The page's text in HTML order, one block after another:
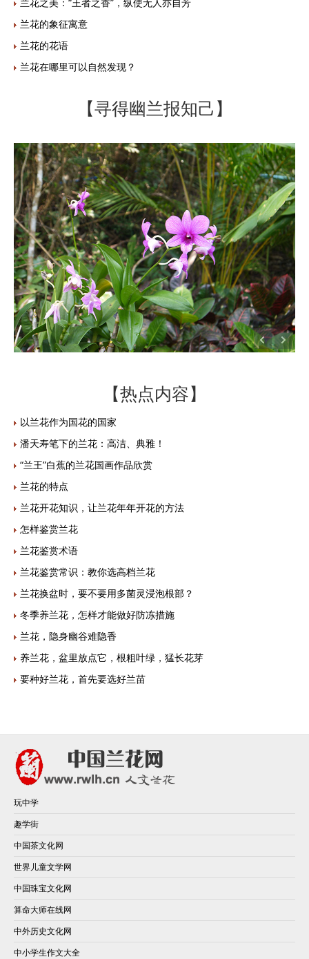
兰花的象征寓意
兰花的花语
兰花在哪里可以自然发现？
【寻得幽兰报知己】
【热点内容】
以兰花作为国花的国家
潘天寿笔下的兰花：高洁、典雅！
“兰王”白蕉的兰花国画作品欣赏
兰花的特点
兰花开花知识，让兰花年年开花的方法
怎样鉴赏兰花
兰花鉴赏术语
兰花鉴赏常识：教你选高档兰花
兰花换盆时，要不要用多菌灵浸泡根部？
冬季养兰花，怎样才能做好防冻措施
兰花，隐身幽谷难隐香
养兰花，盆里放点它，根粗叶绿，猛长花芽
要种好兰花，首先要选好兰苗
玩中学
趣学街
中国茶文化网
世界儿童文学网
中国珠宝文化网
算命大师在线网
中外历史文化网
中小学生作文大全